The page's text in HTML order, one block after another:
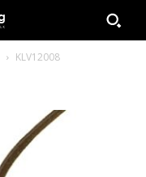
KLV12008